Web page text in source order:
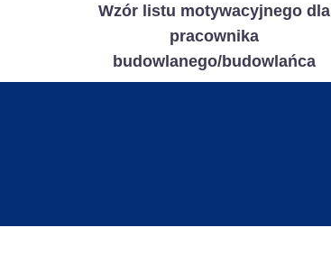
Wzór listu motywacyjnego dla
pracownika
budowlanego/budowlańca